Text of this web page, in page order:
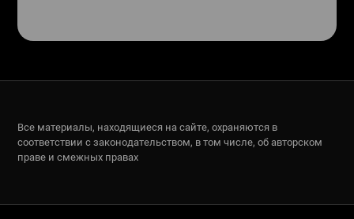
Все материалы, находящиеся на сайте, охраняются в
соответствии с законодательством, в том числе, об авторском
праве и смежных правах